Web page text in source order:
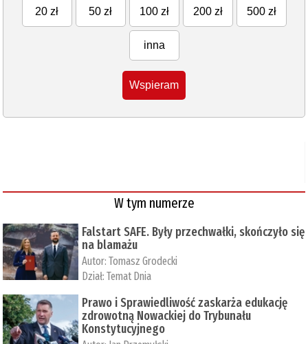
20 zł 50 zł 100 zł 200 zł 500 zł
inna
Wspieram
W tym numerze
Falstart SAFE. Były przechwałki, skończyło się
na blamażu
Autor:Tomasz Grodecki
Dział:Temat Dnia
Prawo i Sprawiedliwość zaskarża edukację
zdrowotną Nowackiej do Trybunału
Konstytucyjnego